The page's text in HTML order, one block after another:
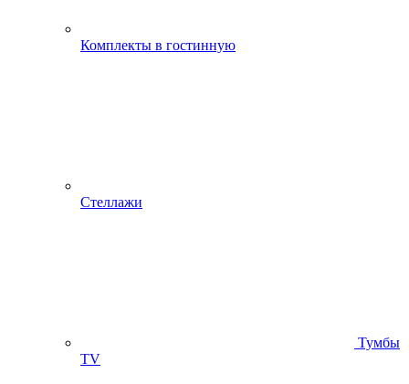
Комплекты в гостинную
Стеллажи
Тумбы
ТV